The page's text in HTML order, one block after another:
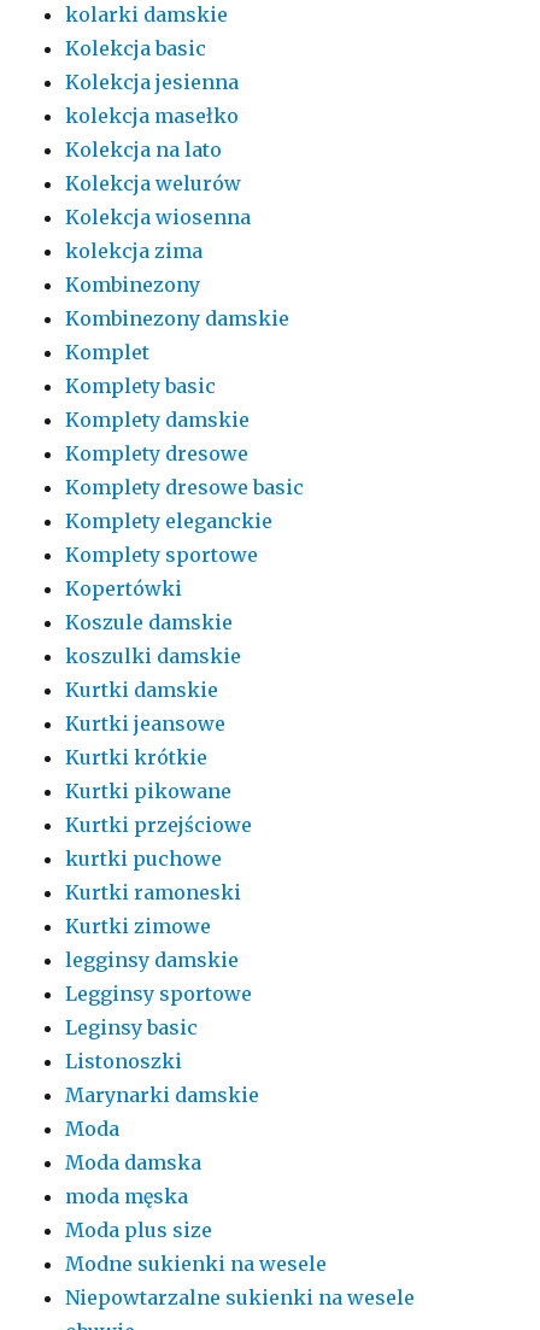
kolarki damskie
Kolekcja basic
Kolekcja jesienna
kolekcja masełko
Kolekcja na lato
Kolekcja welurów
Kolekcja wiosenna
kolekcja zima
Kombinezony
Kombinezony damskie
Komplet
Komplety basic
Komplety damskie
Komplety dresowe
Komplety dresowe basic
Komplety eleganckie
Komplety sportowe
Kopertówki
Koszule damskie
koszulki damskie
Kurtki damskie
Kurtki jeansowe
Kurtki krótkie
Kurtki pikowane
Kurtki przejściowe
kurtki puchowe
Kurtki ramoneski
Kurtki zimowe
legginsy damskie
Legginsy sportowe
Leginsy basic
Listonoszki
Marynarki damskie
Moda
Moda damska
moda męska
Moda plus size
Modne sukienki na wesele
Niepowtarzalne sukienki na wesele